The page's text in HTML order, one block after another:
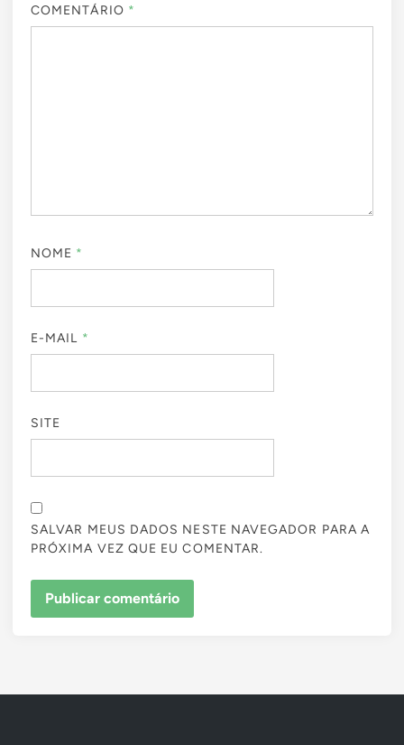
COMENTÁRIO *
NOME *
E-MAIL *
SITE
SALVAR MEUS DADOS NESTE NAVEGADOR PARA A
PRÓXIMA VEZ QUE EU COMENTAR.